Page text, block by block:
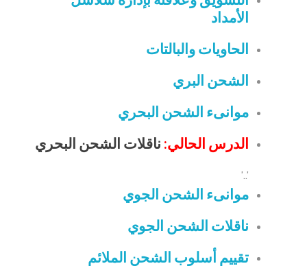
الأمداد
الحاويات والبالتات
الشحن البري
موانىء الشحن البحري
الدرس الحالي: ناقلات الشحن البحري
'..'
موانىء الشحن الجوي
ناقلات الشحن الجوي
تقييم أسلوب الشحن الملائم